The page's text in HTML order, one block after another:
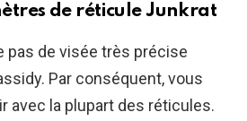
de réticule Junkrat
pas de visée très précise
Par conséquent, vous
avec la plupart des réticules.